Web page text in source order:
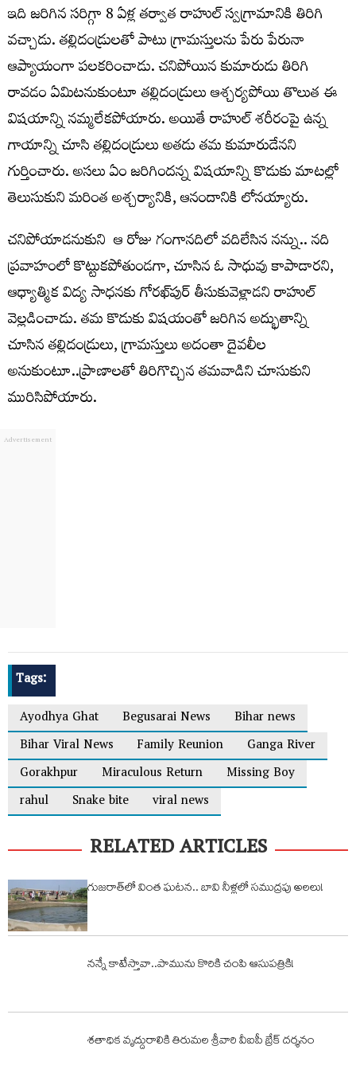
ఇది జరిగిన సరిగ్గా 8 ఏళ్ల తర్వాత రాహుల్‌ స్వగ్రామానికి తిరిగి
వచ్చాడు. తల్లిదండ్రులతో పాటు గ్రామస్తులను పేరు పేరునా
ఆప్యాయంగా పలకరించాడు. చనిపోయిన కుమారుడు తిరిగి
రావడం ఏమిటనుకుంటూ తల్లిదండ్రులు ఆశ్చర్యపోయి తొలుత ఈ
విషయాన్ని నమ్మలేకపోయారు. అయితే రాహుల్‌ శరీరంపై ఉన్న
గాయాన్ని చూసి తల్లిదండ్రులు అతడు తమ కుమారుడేనని
గుర్తించారు. అసలు ఏం జరిగిందన్న విషయాన్ని కొడుకు మాటల్లో
తెలుసుకుని మరింత అశ్చర్యానికి, ఆనందానికి లోనయ్యారు.
చనిపోయాడనుకుని ఆ రోజు గంగానదిలో వదిలేసిన నన్ను.. నది
ప్రవాహంలో కొట్టుకపోతుండగా, చూసిన ఓ సాధువు కాపాడారని,
ఆధ్యాత్మిక విద్య సాధనకు గోరఖ్‌పుర్‌ తీసుకువెళ్లాడని రాహుల్‌
వెల్లడించాడు. తమ కొడుకు విషయంతో జరిగిన అద్భుతాన్ని
చూసిన తల్లిదండ్రులు, గ్రామస్తులు అదంతా దైవలీల
అనుకుంటూ..ప్రాణాలతో తిరిగొచ్చిన తమవాడిని చూసుకుని
మురిసిపోయారు.
Tags:
Ayodhya Ghat
Begusarai News
Bihar news
Bihar Viral News
Family Reunion
Ganga River
Gorakhpur
Miraculous Return
Missing Boy
rahul
Snake bite viral news
RELATED ARTICLES
గుజరాత్‌లో వింత ఘటన.. బావి నీళ్లలో సముద్రపు అలలు!
నన్నే కాటేస్తావా..పామును కొరికి చంపి ఆసుపత్రికి!
శతాధిక వృద్దురాలికి తిరుమల శ్రీవారి వీఐపీ బ్రేక్ దర్శనం